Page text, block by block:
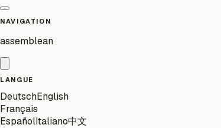
NAVIGATION
assemblean
LANGUE
DeutschEnglish
Français
EspañolItaliano中文